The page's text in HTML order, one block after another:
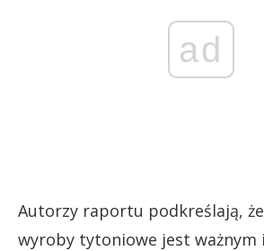
ad
Autorzy raportu podkreślają,
wyroby tytoniowe jest